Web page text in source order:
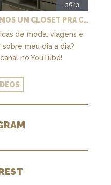
36:13
EP. 6: A SAGA DA CASA - TEMOS UM CLOSET PRA CHAMAR DE NOSSO + MARCENARIA E PAISAGISMO
de moda, viagens e
meu dia a dia?
no YouTube!